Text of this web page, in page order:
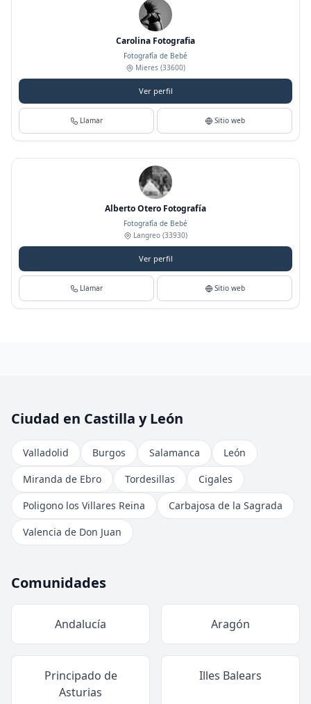
Carolina Fotografia
Fotografía de Bebé
Mieres (33600)
Ver perfil
Llamar Sitio web
Alberto Otero Fotografía
Fotografía de Bebé
Langreo (33930)
Ver perfil
Llamar Sitio web
Ciudad en Castilla y León
Valladolid Burgos Salamanca
León
Miranda de Ebro
Tordesillas
Cigales
Poligono los Villares Reina
Carbajosa de la Sagrada
Valencia de Don Juan
Comunidades
Andalucía Aragón
Principado de
Asturias
Illes Balears